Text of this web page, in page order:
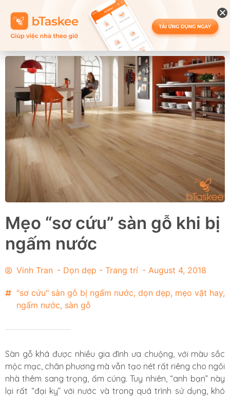
Mẹo “sơ cứu” sàn gỗ khi bị
ngấm nước
Vinh Tran - Dọn dẹp - Trang trí - August 4, 2018
"sơ cứu" sàn gỗ bị ngấm nước, dọn dẹp, mẹo vặt hay,
ngấm nước, sàn gỗ
Sàn gỗ khá được nhiều gia đình ưa chuộng, với màu sắc
mộc mạc, chân phương mà vẫn tạo nét rất riêng cho ngôi
nhà thêm sang trọng, ấm cúng. Tuy nhiên, “anh bạn” này
lại rất “đại kỵ” với nước và trong quá trình sử dụng, khó